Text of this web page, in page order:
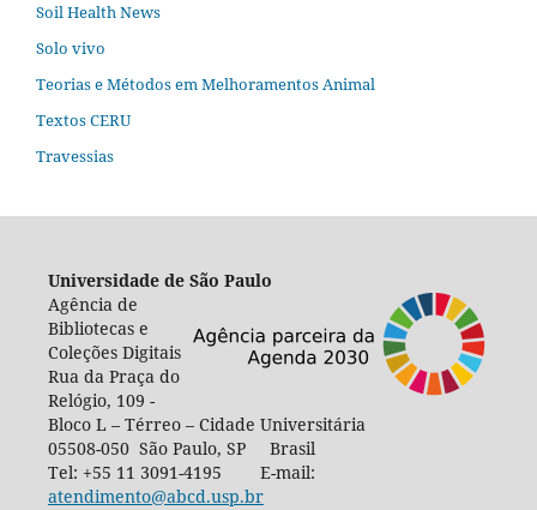
Soil Health News
Solo vivo
Teorias e Métodos em Melhoramentos Animal
Textos CERU
Travessias
Universidade de São Paulo
Agência de
Bibliotecas e
Coleções Digitais
Rua da Praça do
Relógio, 109 -
Bloco L – Térreo – Cidade Universitária
05508-050 São Paulo, SP Brasil
Tel: +55 11 3091-4195 E-mail:
atendimento@abcd.usp.br